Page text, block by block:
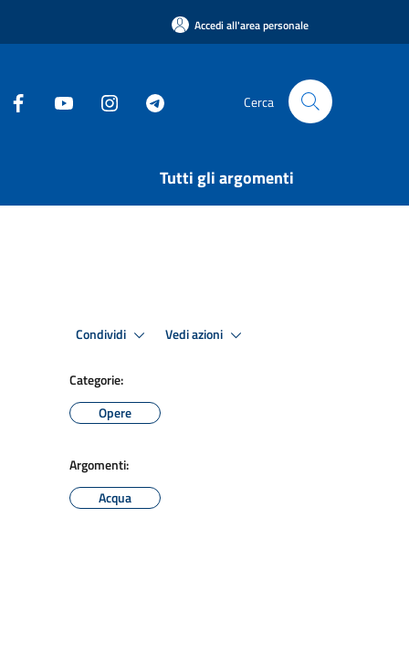
Accedi all'area personale
Cerca
Tutti gli argomenti
Condividi Vedi azioni
Categorie:
Opere
Argomenti:
Acqua